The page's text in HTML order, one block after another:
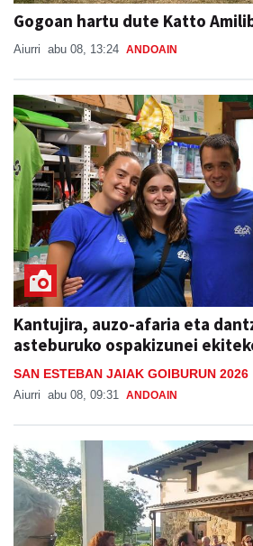
Gogoan hartu dute Katto
Aiurri abu 08, 13:24 ANDOAIN
Kantujira, auzo-afaria eta
asteburuko ospakizunei
SAN ESTEBAN JAIAK GOIBURUN 2026
Aiurri abu 08, 09:31 ANDOAIN